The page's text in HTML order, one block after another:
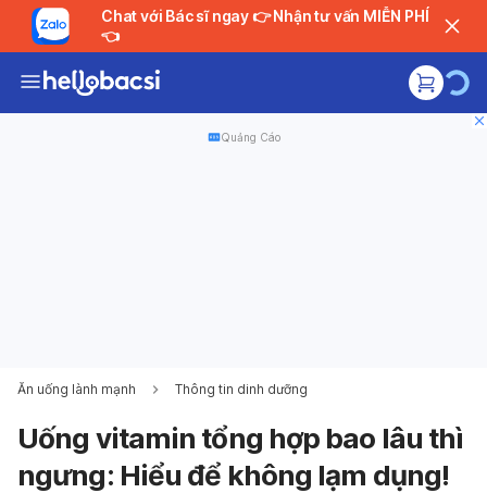
Chat với Bác sĩ ngay 👉 Nhận tư vấn MIỄN PHÍ
👈
Quảng Cáo
Ăn uống lành mạnh Thông tin dinh dưỡng
Uống vitamin tổng hợp bao lâu thì
ngưng: Hiểu để không lạm dụng!